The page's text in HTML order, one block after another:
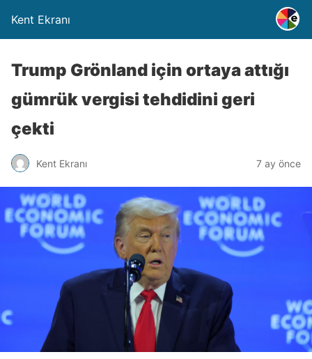
Kent Ekranı
Trump Grönland için ortaya attığı
gümrük vergisi tehdidini geri
çekti
Kent Ekranı 7 ay önce